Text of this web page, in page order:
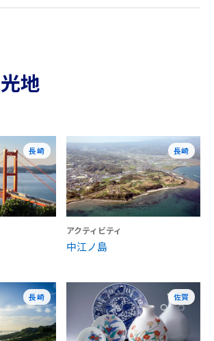
地
長崎 長崎
アクティビティ
中江ノ島
長崎 佐賀